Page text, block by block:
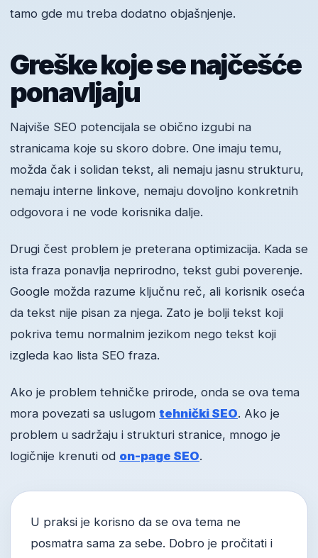
tamo gde mu treba dodatno objašnjenje.
Greške koje se najčešće
ponavljaju
Najviše SEO potencijala se obično izgubi na
stranicama koje su skoro dobre. One imaju temu,
možda čak i solidan tekst, ali nemaju jasnu strukturu,
nemaju interne linkove, nemaju dovoljno konkretnih
odgovora i ne vode korisnika dalje.
Drugi čest problem je preterana optimizacija. Kada se
ista fraza ponavlja neprirodno, tekst gubi poverenje.
Google možda razume ključnu reč, ali korisnik oseća
da tekst nije pisan za njega. Zato je bolji tekst koji
pokriva temu normalnim jezikom nego tekst koji
izgleda kao lista SEO fraza.
Ako je problem tehničke prirode, onda se ova tema
mora povezati sa uslugom tehnički SEO. Ako je
problem u sadržaju i strukturi stranice, mnogo je
logičnije krenuti od on-page SEO.
U praksi je korisno da se ova tema ne
posmatra sama za sebe. Dobro je pročitati i